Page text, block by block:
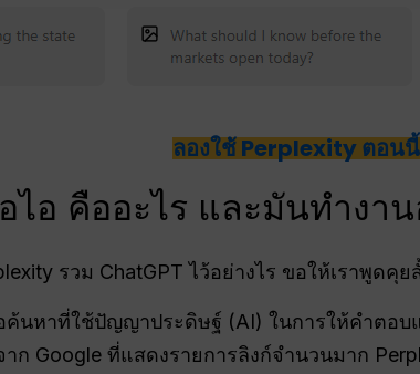
ลองใช้ Perplexity ตอน
ไอ คืออะไร และมันทำงาน
รวม ChatGPT ไว้อย่างไร ขอให้เราพูดคุ
ค้นหาที่ใช้ปัญญาประดิษฐ์ (AI) ในการให้คำตอ
ก Google ที่แสดงรายการลิงก์จำนวนมาก